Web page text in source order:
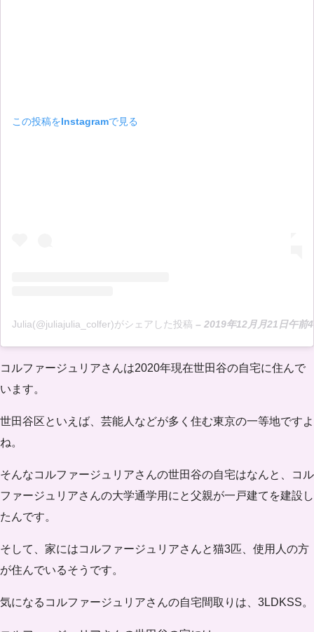
この投稿をInstagramで見る
Julia(@juliajulia_colfer)がシェアした投稿 – 2019年12月月21日午前
コルファージュリアさんは2020年現在世田谷の自宅に住んで
います。
世田谷区といえば、芸能人などが多く住む東京の一等地ですよ
ね。
そんなコルファージュリアさんの世田谷の自宅はなんと、コル
ファージュリアさんの大学通学用にと父親が一戸建てを建設し
たんです。
そして、家にはコルファージュリアさんと猫3匹、使用人の方
が住んでいるそうです。
気になるコルファージュリアさんの自宅間取りは、 3LDKSS。